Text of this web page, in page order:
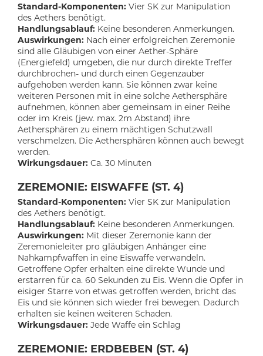
Standard-Komponenten: Vier SK zur Manipulation
des Aethers benötigt.
Handlungsablauf: Keine besonderen Anmerkungen.
Auswirkungen: Nach einer erfolgreichen Zeremonie
sind alle Gläubigen von einer Aether-Sphäre
(Energiefeld) umgeben, die nur durch direkte Treffer
durchbrochen- und durch einen Gegenzauber
aufgehoben werden kann. Sie können zwar keine
weiteren Personen mit in eine solche Aethersphäre
aufnehmen, können aber gemeinsam in einer Reihe
oder im Kreis (jew. max. 2m Abstand) ihre
Aethersphären zu einem mächtigen Schutzwall
verschmelzen. Die Aethersphären können auch bewegt
werden.
Wirkungsdauer: Ca. 30 Minuten
ZEREMONIE: EISWAFFE (ST. 4)
Standard-Komponenten: Vier SK zur Manipulation
des Aethers benötigt.
Handlungsablauf: Keine besonderen Anmerkungen.
Auswirkungen: Mit dieser Zeremonie kann der
Zeremonieleiter pro gläubigen Anhänger eine
Nahkampfwaffen in eine Eiswaffe verwandeln.
Getroffene Opfer erhalten eine direkte Wunde und
erstarren für ca. 60 Sekunden zu Eis. Wenn die Opfer in
eisiger Starre von etwas getroffen werden, bricht das
Eis und sie können sich wieder frei bewegen. Dadurch
erhalten sie keinen weiteren Schaden.
Wirkungsdauer: Jede Waffe ein Schlag
ZEREMONIE: ERDBEBEN (ST. 4)